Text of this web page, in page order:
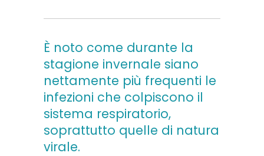
È noto come durante la
stagione invernale siano
nettamente più frequenti le
infezioni che colpiscono il
sistema respiratorio,
soprattutto quelle di natura
virale.